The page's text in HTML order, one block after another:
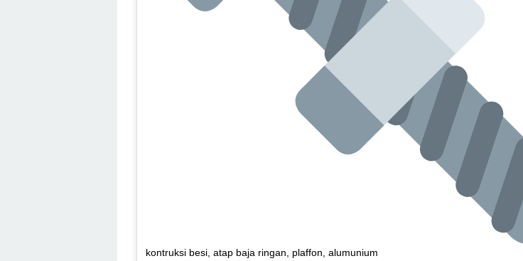
kontruksi besi, atap baja ringan, plaffon, alumunium